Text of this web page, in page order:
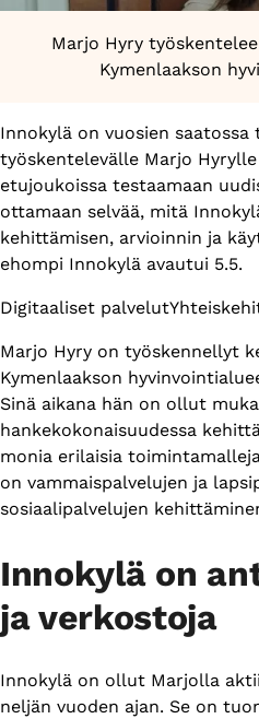
Marjo Hyry
Kymenlaakson
Innokylä on vuosien
työskentelevälle Marjo
etujoukoissa testaamaan
ottamaan selvää, mitä
kehittämisen, arvioinnin ja
ehompi Innokylä avautui 5.5.
Themes
Digitaaliset palvelut
Marjo Hyry on työskennellyt
Kymenlaakson
Sinä aikana hän on ollut
hankekokonaisuudessa
monia erilaisia
on vammaispalvelujen ja
sosiaalipalvelujen
Innokylä on
ja verkostoja
Innokylä on ollut Marjolla
neljän vuoden ajan. Se on